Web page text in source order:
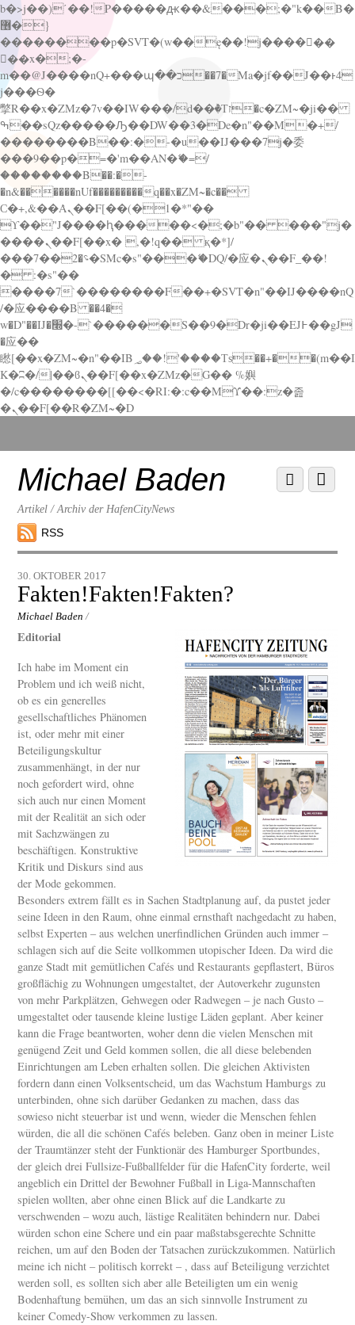
b�>j��)΄��!P�����ԫ��&���;�"k��B�
޶�}
��������p�SVT�(w��ę��!j������
��x�;�-
m��@J����nQ+���պ��כ��7�Ma�jf��J��ͱ4
j���Ѳ�
撆R��x�ZMz�7v��IW���/d��ٞ�Тז�c�ZM~�ji��
ߒ��sQz�����Ԡ��DW��3�De�n"��M�+/
��������B��:�-�u��IJ���7j�委
���9��p�=�'m��AN�ޭ�=/
��������B��:�-
�n&������nUf���������q��x�ZM~�c��
Ϲ�+,&��Ὰܢ��F[��(�1�*"��
ϒ��"J����ԧ�����<�;�b"�� ���"j�
����ܢ��F[��x� ,�!q�� қ�*]/
���؝�2��7�SMc�s"���ޭ�DQ/�应�ܢ��F_��!
� :�s"��
����7`��������F��+�SVT�n"��IJ����nQ
/�应����B ��4�
w�D"��IJ�׭�-`������S��9�Dr�ji��EJ߅��gJ
�应��
矁[��x�ZM~�n"��IB؃��!'����Тѕ��+��(m��I
K�ʭ�/|��ϐܢ��F[��x�ZMz�G�� %嬩
�/c��������[[��<�RI:�:c��MΎ��:z�졾
�ܢ��F[��R�ZM~�D
down
contentMichael Baden
Artikel / Archiv der HafenCityNews
RSS
Menu
Scroll
down
30. OKTOBER 2017
Fakten!Fakten!Fakten?
Michael Baden /
Editorial
Ich habe im Moment ein
Problem und ich weiß nicht,
ob es ein generelles
gesellschaftliches Phänomen
ist, oder mehr mit einer
Beteiligungskultur
zusammenhängt, in der nur
noch gefordert wird, ohne
sich auch nur einen Moment
mit der Realität an sich oder
mit Sachzwängen zu
beschäftigen. Konstruktive
Kritik und Diskurs sind aus
der Mode gekommen.
Besonders extrem fällt es in Sachen Stadtplanung auf, da pustet jeder
seine Ideen in den Raum, ohne einmal ernsthaft nachgedacht zu haben,
selbst Experten – aus welchen unerfindlichen Gründen auch immer –
schlagen sich auf die Seite vollkommen utopischer Ideen. Da wird die
ganze Stadt mit gemütlichen Cafés und Restaurants gepflastert, Büros
großflächig zu Wohnungen umgestaltet, der Autoverkehr zugunsten
von mehr Parkplätzen, Gehwegen oder Radwegen – je nach Gusto –
umgestaltet oder tausende kleine lustige Läden geplant. Aber keiner
kann die Frage beantworten, woher denn die vielen Menschen mit
genügend Zeit und Geld kommen sollen, die all diese belebenden
Einrichtungen am Leben erhalten sollen. Die gleichen Aktivisten
fordern dann einen Volksentscheid, um das Wachstum Hamburgs zu
unterbinden, ohne sich darüber Gedanken zu machen, dass das
sowieso nicht steuerbar ist und wenn, wieder die Menschen fehlen
würden, die all die schönen Cafés beleben. Ganz oben in meiner Liste
der Traumtänzer steht der Funktionär des Hamburger Sportbundes,
der gleich drei Fullsize-Fußballfelder für die HafenCity forderte, weil
angeblich ein Drittel der Bewohner Fußball in Liga-Mannschaften
spielen wollten, aber ohne einen Blick auf die Landkarte zu
verschwenden – wozu auch, lästige Realitäten behindern nur. Dabei
würden schon eine Schere und ein paar maßstabsgerechte Schnitte
reichen, um auf den Boden der Tatsachen zurückzukommen. Natürlich
meine ich nicht – politisch korrekt – , dass auf Beteiligung verzichtet
werden soll, es sollten sich aber alle Beteiligten um ein wenig
Bodenhaftung bemühen, um das an sich sinnvolle Instrument zu
keiner Comedy-Show verkommen zu lassen.